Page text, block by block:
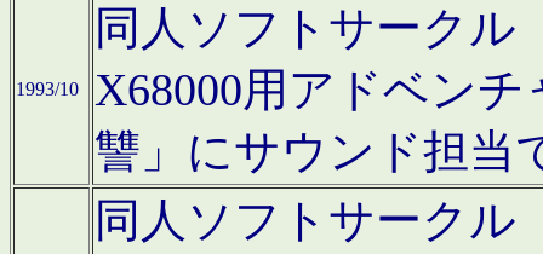
1993/10
同人ソフトサークル
X68000用アドベン
讐」にサウンド担当
同人ソフトサークル